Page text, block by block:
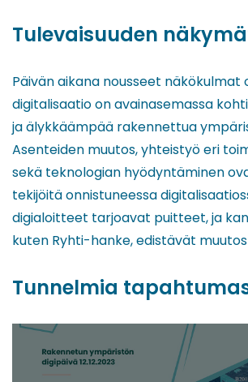
Tulevaisuuden
Päivän aikana nousseet
digitalisaatio on avainasemassa
ja älykkäämpää rakennettua
Asenteiden muutos, yhteistyö eri
sekä teknologian hyödyntäminen
tekijöitä onnistuneessa
digialoitteet tarjoavat puitteet, ja
kuten Ryhti-hanke, edistävät
Tunnelmia